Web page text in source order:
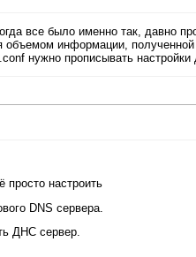
все было именно так, давно
объемом информации,
нужно прописывать
просто настроить
DNS сервера.
ДНС сервер.